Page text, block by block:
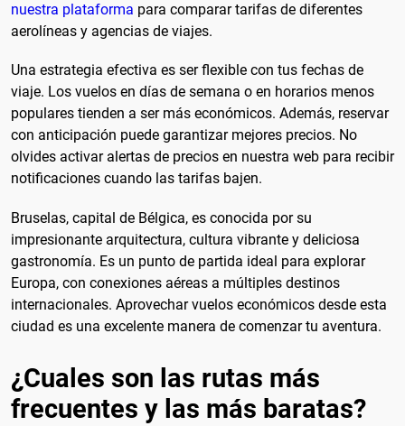
nuestra plataforma para comparar tarifas de diferentes
aerolíneas y agencias de viajes.
Una estrategia efectiva es ser flexible con tus fechas de
viaje. Los vuelos en días de semana o en horarios menos
populares tienden a ser más económicos. Además, reservar
con anticipación puede garantizar mejores precios. No
olvides activar alertas de precios en nuestra web para recibir
notificaciones cuando las tarifas bajen.
Bruselas, capital de Bélgica, es conocida por su
impresionante arquitectura, cultura vibrante y deliciosa
gastronomía. Es un punto de partida ideal para explorar
Europa, con conexiones aéreas a múltiples destinos
internacionales. Aprovechar vuelos económicos desde esta
ciudad es una excelente manera de comenzar tu aventura.
¿Cuales son las rutas más
frecuentes y las más baratas?